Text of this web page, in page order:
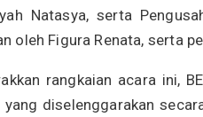
Natasya, serta
oleh Figura Renata, serta
rangkaian acara ini,
diselenggarakan